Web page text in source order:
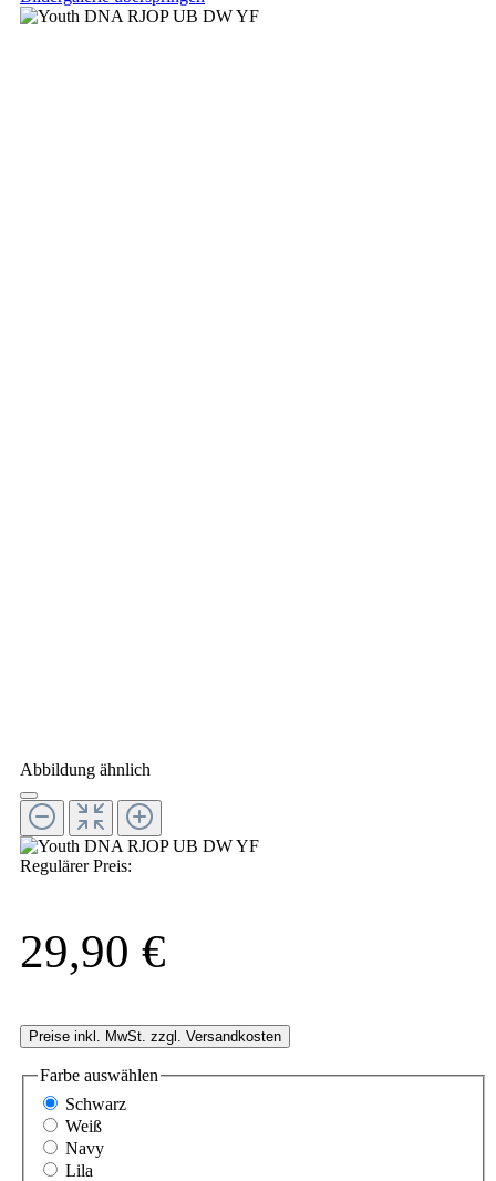
Abbildung ähnlich
Regulärer Preis:
29,90 €
Preise inkl. MwSt. zzgl. Versandkosten
Farbe auswählen
Schwarz
Weiß
Navy
Lila